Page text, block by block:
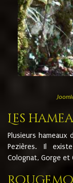
Les
Plusieurs hameaux
Pezières. Il
Colognat, Gorge et